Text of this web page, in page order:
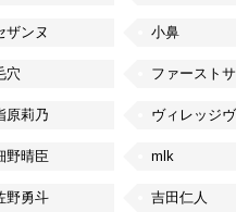
ザンヌ 小鼻
穴
原莉乃
野晴臣 mlk
野勇斗 吉田仁人